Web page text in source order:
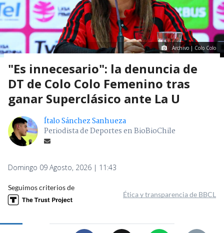
Archivo | Colo Colo
"Es innecesario": la denuncia de
DT de Colo Colo Femenino tras
ganar Superclásico ante La U
Ítalo Sánchez Sanhueza
Periodista de Deportes en BioBioChile
Domingo 09 Agosto, 2026 | 11:43
Seguimos criterios de
Ética y transparencia de BBCL